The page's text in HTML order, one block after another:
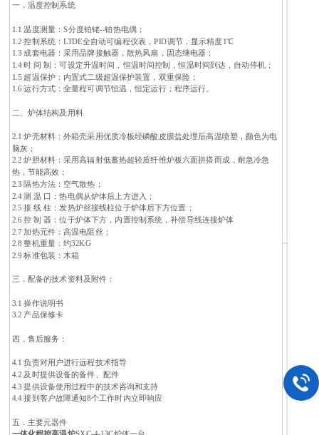
一．温度控制系统
1.1 温度测量：S分度铂铑--铂热电偶；
1.2 控制系统：LTDE全自动可编程仪表，PID调节，显示精度1℃
1.3 成套电器：采用品牌接触器，散热风扇，固态继电器；
1.4 时 间 制：可设定升温时间，恒温时间控制，恒温时间到达，自动停机；
1.5 超温保护：内置式二级超温保护装置，双重保险；
1.6 运行方式：全量程可调节恒温，恒定运行；程序运行。
二、炉体结构及用料
2.1 炉壳材料：外箱壳采用优质冷板经磷酸皮膜盐处理后高温喷塑，颜色为电
脑灰；
2.2 炉胆材料：采用高辐射低蓄热超轻质纤维炉板六面拼搭而成，耐急冷急
热，节能高效；
2.3 隔热方法：空气散热；
2.4 测 温 口：热电偶从炉体后上方进入；
2.5 接 线 柱：发热炉丝接线柱位于炉体后下方位置；
2.6 控 制 器：位于炉体下方，内置控制系统，补偿导线连接炉体
2.7 加热元件：高温电阻丝；
2.8 整机重量：约32KG
2.9 标准包装：木箱
三．配备的技术资料及附件：
3.1 操作说明书
3.2 产品保修卡
四．售后服务：
4.1 负责对用户进行远程技术指导
4.2 及时提供设备的备件、配件
4.3 提供设备使用过程中的技术咨询和支持
4.4 接到客户故障通知8个工作时内立即响应
五．主要元器件